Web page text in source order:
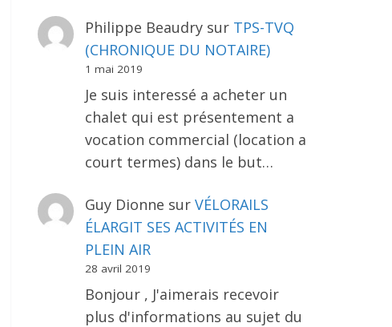
Philippe Beaudrysur TPS-TVQ
(CHRONIQUE DU NOTAIRE)
1 mai 2019
Je suis interessé a acheter un
chalet qui est présentement a
vocation commercial (location a
court termes) dans le but…
Guy Dionne sur VÉLORAILS
ÉLARGIT SES ACTIVITÉS EN
PLEIN AIR
28 avril 2019
Bonjour , J'aimerais recevoir
plus d'informations au sujet du